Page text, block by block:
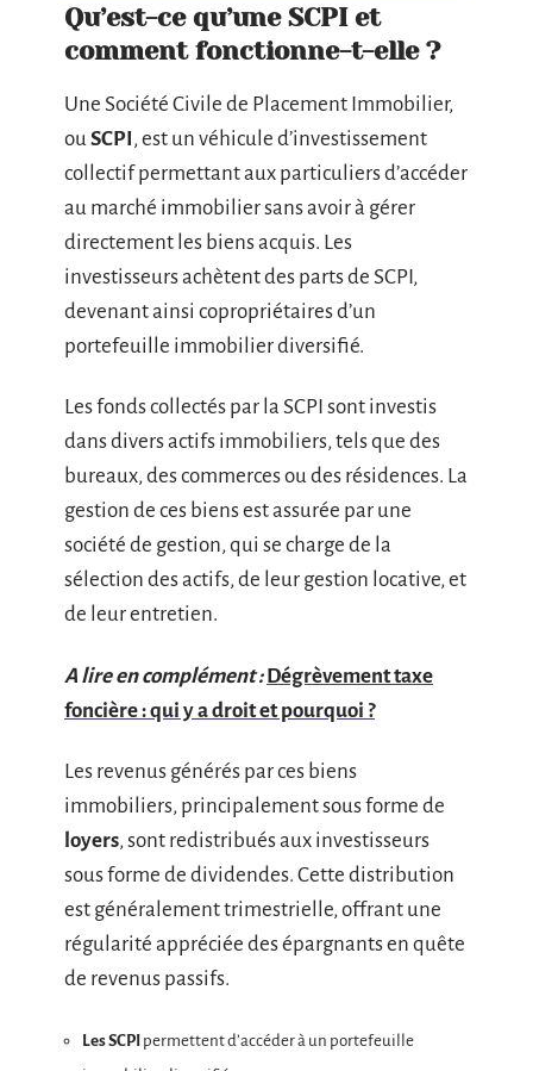
Qu’est-ce qu’une SCPI et
comment fonctionne-t-elle ?
Une Société Civile de Placement Immobilier,
ou SCPI, est un véhicule d’investissement
collectif permettant aux particuliers d’accéder
au marché immobilier sans avoir à gérer
directement les biens acquis. Les
investisseurs achètent des parts de SCPI,
devenant ainsi copropriétaires d’un
portefeuille immobilier diversifié.
Les fonds collectés par la SCPI sont investis
dans divers actifs immobiliers, tels que des
bureaux, des commerces ou des résidences. La
gestion de ces biens est assurée par une
société de gestion, qui se charge de la
sélection des actifs, de leur gestion locative, et
de leur entretien.
A lire en complément : Dégrèvement taxe
foncière : qui y a droit et pourquoi ?
Les revenus générés par ces biens
immobiliers, principalement sous forme de
loyers, sont redistribués aux investisseurs
sous forme de dividendes. Cette distribution
est généralement trimestrielle, offrant une
régularité appréciée des épargnants en quête
de revenus passifs.
Les SCPI permettent d’accéder à un portefeuille